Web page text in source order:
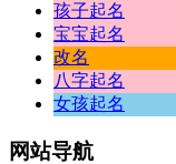
孩子起名
宝宝起名
改名
八字起名
女孩起名
网站导航